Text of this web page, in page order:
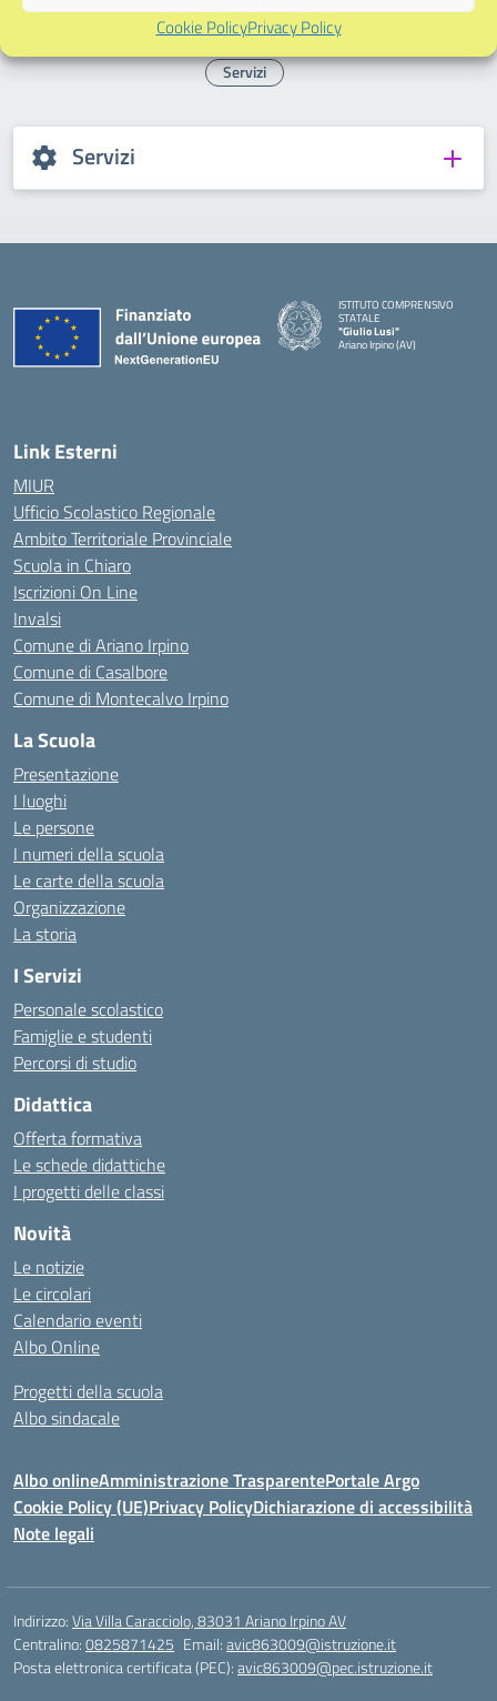
Cookie PolicyPrivacy Policy
Contenuti filtrati per:
Servizi
Servizi
ISTITUTO COMPRENSIVO
STATALE
"Giulio Lusi"
Ariano Irpino (AV)
Link Esterni
MIUR
Ufficio Scolastico Regionale
Ambito Territoriale Provinciale
Scuola in Chiaro
Iscrizioni On Line
Invalsi
Comune di Ariano Irpino
Comune di Casalbore
Comune di Montecalvo Irpino
La Scuola
Presentazione
I luoghi
Le persone
I numeri della scuola
Le carte della scuola
Organizzazione
La storia
I Servizi
Personale scolastico
Famiglie e studenti
Percorsi di studio
Didattica
Offerta formativa
Le schede didattiche
I progetti delle classi
Novità
Le notizie
Le circolari
Calendario eventi
Albo Online
Progetti della scuola
Albo sindacale
Albo onlineAmministrazione TrasparentePortale Argo
Cookie Policy (UE)Privacy PolicyDichiarazione di accessibilità
Note legali
Indirizzo:Via Villa Caracciolo, 83031 Ariano Irpino AV
Centralino:0825871425 Email:avic863009@istruzione.it
Posta elettronica certificata (PEC):avic863009@pec.istruzione.it